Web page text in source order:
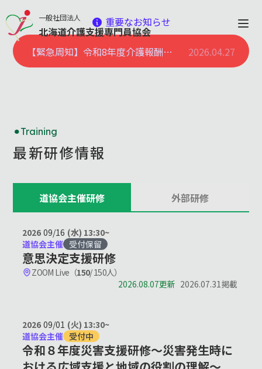
一般社団法人
北海道介護支援専門員協会
てのお知らせ
ログインする
新規登録（IDをお持ちではない方）
ケア
重要なお知らせ
【緊急周知】令和8年度介護報酬改定ー居宅介護支援も対象に！処遇改善加算新設ー 2026.04.27
Training
最新研修情報
道協会主催研修 外部研修
2026 09/16 (水) 13:30~
道協会主催 受付保留
意思決定支援研修
ZOOM Live（150/ 150人）
2026.08.07更新 2026.07.31掲載
2026 09/01 (火) 13:30~
道協会主催 受付中
令和８年度災害支援研修～災害発生時に